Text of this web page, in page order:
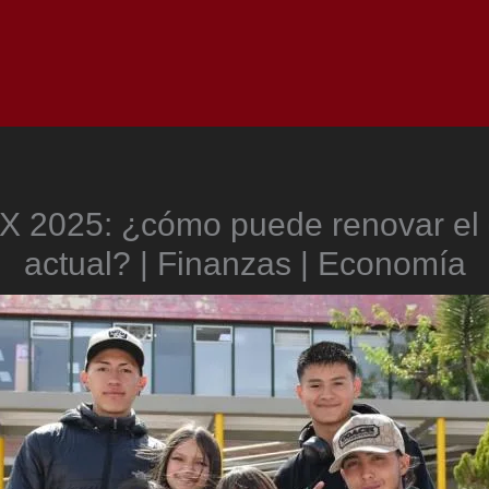
2025: ¿cómo puede renovar el
actual? | Finanzas | Economía